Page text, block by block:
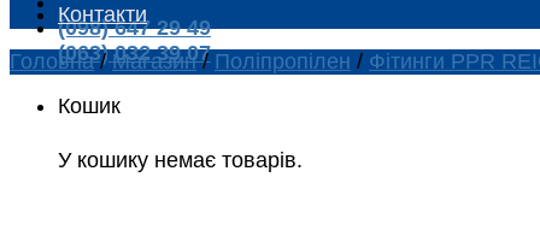
(098) 647 29 49
(063) 032 39 07
Кошик
У кошику немає товарів.
Контакти
Головна / Магазин / Поліпропілен / Фітинги PPR